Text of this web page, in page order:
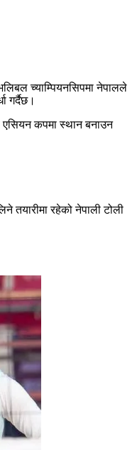
च्याम्पियनसिपमा नेपालले
गर्दैछ।
एसियन कपमा स्थान बनाउन
तयारीमा रहेको नेपाली टोली